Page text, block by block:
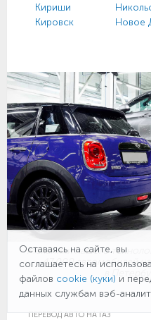
Кириши
Кировск
Новое
Механики нашего
47 000 автомобилей на
в
ПЕРЕВОД АВТО НА ГАЗ
Оставаясь на сайте, вы
соглашаетесь на
файлов cookie (куки) и
данных службам вэб-